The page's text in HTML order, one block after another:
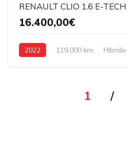
RENAULT CLIO 1.6 E-
16.400,00€
2022 119.000 km
Híbrido
1 /